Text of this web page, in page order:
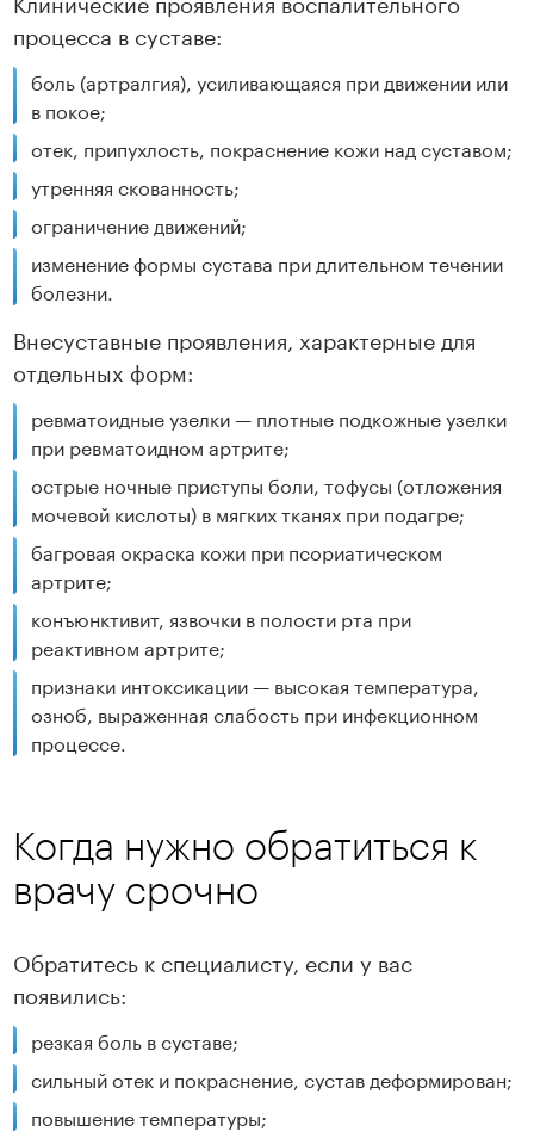
процесса в суставе:
боль (артралгия), усиливающаяся при движении или
в покое;
отек, припухлость, покраснение кожи над суставом;
утренняя скованность;
ограничение движений;
изменение формы сустава при длительном течении
болезни.
Внесуставные проявления, характерные для
отдельных форм:
ревматоидные узелки — плотные подкожные узелки
при ревматоидном артрите;
острые ночные приступы боли, тофусы (отложения
мочевой кислоты) в мягких тканях при подагре;
багровая окраска кожи при псориатическом
артрите;
конъюнктивит, язвочки в полости рта при
реактивном артрите;
признаки интоксикации — высокая температура,
озноб, выраженная слабость при инфекционном
процессе.
Когда нужно обратиться к
врачу срочно
Обратитесь к специалисту, если у вас
появились:
резкая боль в суставе;
сильный отек и покраснение, сустав деформирован;
повышение температуры;